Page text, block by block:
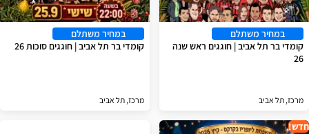
במחיר משתלם
קומדי בר תל אביב | חוגגים ראש שנה
26
מרכז, תל אביב
במחיר משתלם
קומדי בר תל אביב | חוגגים סוכות 26
מרכז, תל אביב
חדש!